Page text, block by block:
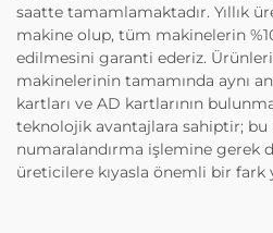
saatte tamamlamaktadır. Yıllık
makine olup, tüm makinelerin
edilmesini garanti ederiz.
makinelerinin tamamında aynı
kartları ve AD kartlarının
teknolojik avantajlara sahiptir; bu
numaralandırma işlemine gerek
üreticilere kıyasla önemli bir fark